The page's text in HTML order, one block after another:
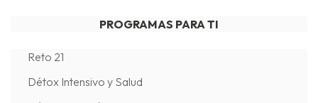
PROGRAMAS PARA TI
Reto 21
Détox Intensivo y Salud